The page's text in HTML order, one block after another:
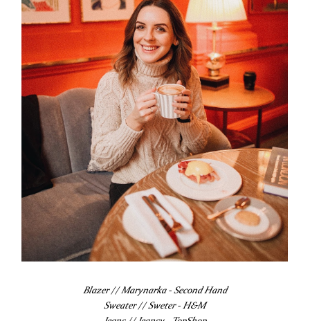
Blazer // Marynarka - Second Hand
Sweater // Sweter - H&M